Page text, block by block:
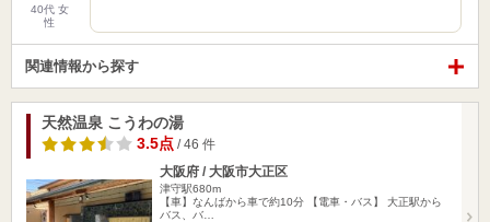
40代 女
性
関連情報から探す
天然温泉 こうわの湯
3.5点 / 46 件
大阪府 / 大阪市大正区
津守駅680m
【車】なんばから車で約10分 【電車・バス】 大正駅から
バス、バ…